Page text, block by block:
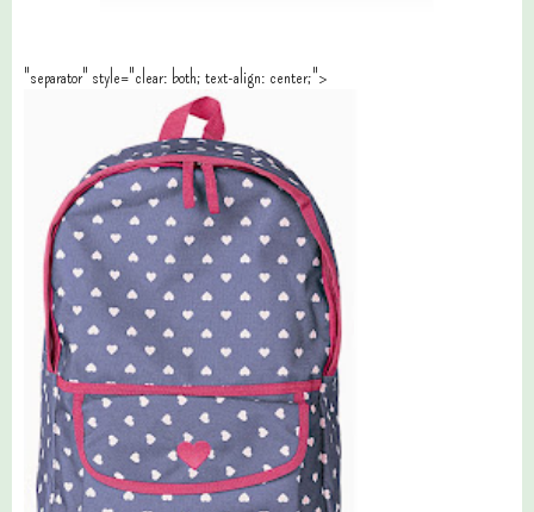
"separator" style="clear: both; text-align: center;">